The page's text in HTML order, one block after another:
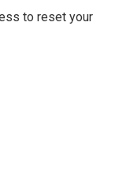
to reset your